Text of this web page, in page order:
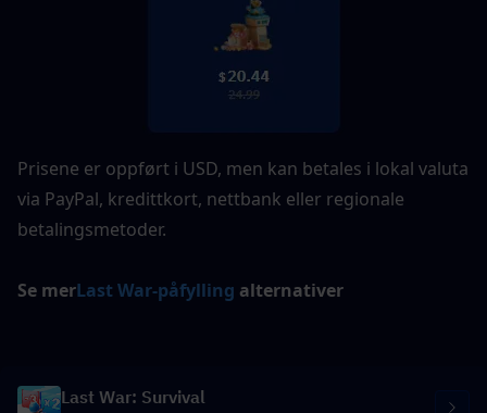
Prisene er oppført i USD, men kan betales i lokal valuta
via PayPal, kredittkort, nettbank eller regionale
betalingsmetoder.
Se merLast War-påfylling alternativer
Last War: Survival